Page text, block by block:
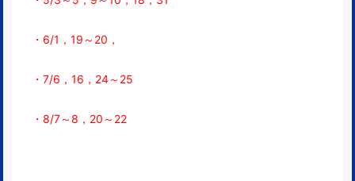
・6/1，19～20，
・7/6，16，24～25
・8/7～8， 20～22